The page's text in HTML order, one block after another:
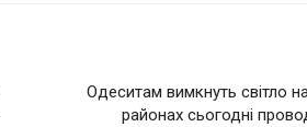
Одеситам вимкнуть світло
районах сьогодні